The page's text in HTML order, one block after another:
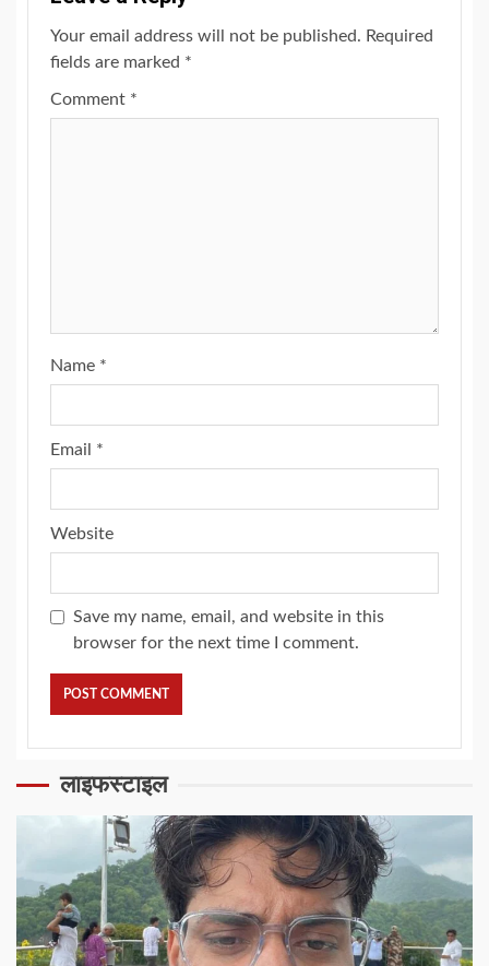
Your email address will not be published. Required
fields are marked *
Comment *
Name *
Email *
Website
Save my name, email, and website in this
browser for the next time I comment.
लाइफस्टाइल